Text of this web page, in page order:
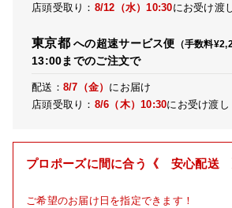
店頭受取り： 8/12（水）10:30にお受け渡
東京都への超速サービス便 （手数料
13:00までのご注文で
配送： 8/7（金） にお届け
店頭受取り： 8/6（木）10:30にお受け渡し
プロポーズに間に合う《 安心配送
ご希望のお届け日を指定できます！